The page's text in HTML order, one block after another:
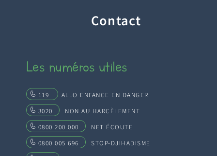
Contact
Les numéros utiles
119
ALLO ENFANCE EN DANGER
3020
NON AU HARCÈLEMENT
0800 200 000
NET ÉCOUTE
0800 005 696
STOP-DJIHADISME